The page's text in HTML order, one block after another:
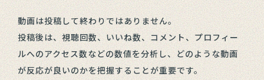
動画は投稿して終わりではありません。
投稿後は、視聴回数、いいね数、コメント、プロフィー
ルへのアクセス数などの数値を分析し、どのような動画
が反応が良いのかを把握することが重要です。